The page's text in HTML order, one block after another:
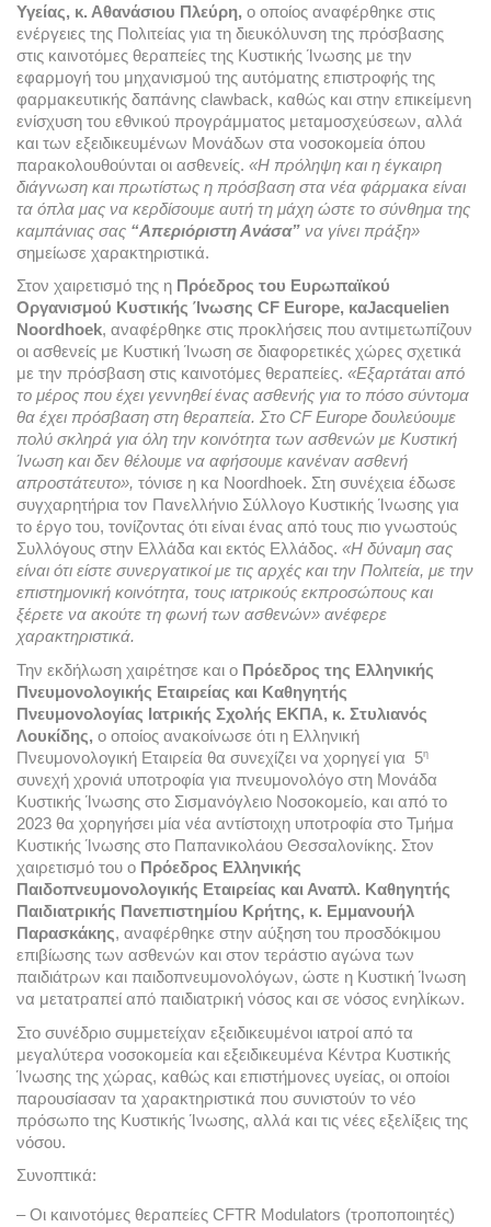
Υγείας, κ. Αθανάσιου Πλεύρη, ο οποίος αναφέρθηκε στις
ενέργειες της Πολιτείας για τη διευκόλυνση της πρόσβασης
στις καινοτόμες θεραπείες της Κυστικής Ίνωσης με την
εφαρμογή του μηχανισμού της αυτόματης επιστροφής της
φαρμακευτικής δαπάνης clawback, καθώς και στην επικείμενη
ενίσχυση του εθνικού προγράμματος μεταμοσχεύσεων, αλλά
και των εξειδικευμένων Μονάδων στα νοσοκομεία όπου
παρακολουθούνται οι ασθενείς. «Η πρόληψη και η έγκαιρη
διάγνωση και πρωτίστως η πρόσβαση στα νέα φάρμακα είναι
τα όπλα μας να κερδίσουμε αυτή τη μάχη ώστε το σύνθημα της
καμπάνιας σας “Απεριόριστη Ανάσα” να γίνει πράξη»
σημείωσε χαρακτηριστικά.
Στον χαιρετισμό της η Πρόεδρος του Ευρωπαϊκού
Οργανισμού Κυστικής Ίνωσης CF Europe, καJacquelien
Noordhoek, αναφέρθηκε στις προκλήσεις που αντιμετωπίζουν
οι ασθενείς με Κυστική Ίνωση σε διαφορετικές χώρες σχετικά
με την πρόσβαση στις καινοτόμες θεραπείες. «Εξαρτάται από
το μέρος που έχει γεννηθεί ένας ασθενής για το πόσο σύντομα
θα έχει πρόσβαση στη θεραπεία. Στο CF Europe δουλεύουμε
πολύ σκληρά για όλη την κοινότητα των ασθενών με Κυστική
Ίνωση και δεν θέλουμε να αφήσουμε κανέναν ασθενή
απροστάτευτο», τόνισε η κα Noordhoek. Στη συνέχεια έδωσε
συγχαρητήρια τον Πανελλήνιο Σύλλογο Κυστικής Ίνωσης για
το έργο του, τονίζοντας ότι είναι ένας από τους πιο γνωστούς
Συλλόγους στην Ελλάδα και εκτός Ελλάδος. «Η δύναμη σας
είναι ότι είστε συνεργατικοί με τις αρχές και την Πολιτεία, με την
επιστημονική κοινότητα, τους ιατρικούς εκπροσώπους και
ξέρετε να ακούτε τη φωνή των ασθενών» ανέφερε
χαρακτηριστικά.
Την εκδήλωση χαιρέτησε και ο Πρόεδρος της Ελληνικής
Πνευμονολογικής Εταιρείας και Καθηγητής
Πνευμονολογίας Ιατρικής Σχολής ΕΚΠΑ, κ. Στυλιανός
Λουκίδης, ο οποίος ανακοίνωσε ότι η Ελληνική
Πνευμονολογική Εταιρεία θα συνεχίζει να χορηγεί για  5η
συνεχή χρονιά υποτροφία για πνευμονολόγο στη Μονάδα
Κυστικής Ίνωσης στο Σισμανόγλειο Νοσοκομείο, και από το
2023 θα χορηγήσει μία νέα αντίστοιχη υποτροφία στο Τμήμα
Κυστικής Ίνωσης στο Παπανικολάου Θεσσαλονίκης. Στον
χαιρετισμό του ο Πρόεδρος Ελληνικής
Παιδοπνευμονολογικής Εταιρείας και Αναπλ. Καθηγητής
Παιδιατρικής Πανεπιστημίου Κρήτης, κ. Εμμανουήλ
Παρασκάκης, αναφέρθηκε στην αύξηση του προσδόκιμου
επιβίωσης των ασθενών και στον τεράστιο αγώνα των
παιδιάτρων και παιδοπνευμονολόγων, ώστε η Κυστική Ίνωση
να μετατραπεί από παιδιατρική νόσος και σε νόσος ενηλίκων.
Στο συνέδριο συμμετείχαν εξειδικευμένοι ιατροί από τα
μεγαλύτερα νοσοκομεία και εξειδικευμένα Κέντρα Κυστικής
Ίνωσης της χώρας, καθώς και επιστήμονες υγείας, οι οποίοι
παρουσίασαν τα χαρακτηριστικά που συνιστούν το νέο
πρόσωπο της Κυστικής Ίνωσης, αλλά και τις νέες εξελίξεις της
νόσου.
Συνοπτικά:
– Οι καινοτόμες θεραπείες CFTR Modulators (τροποποιητές)